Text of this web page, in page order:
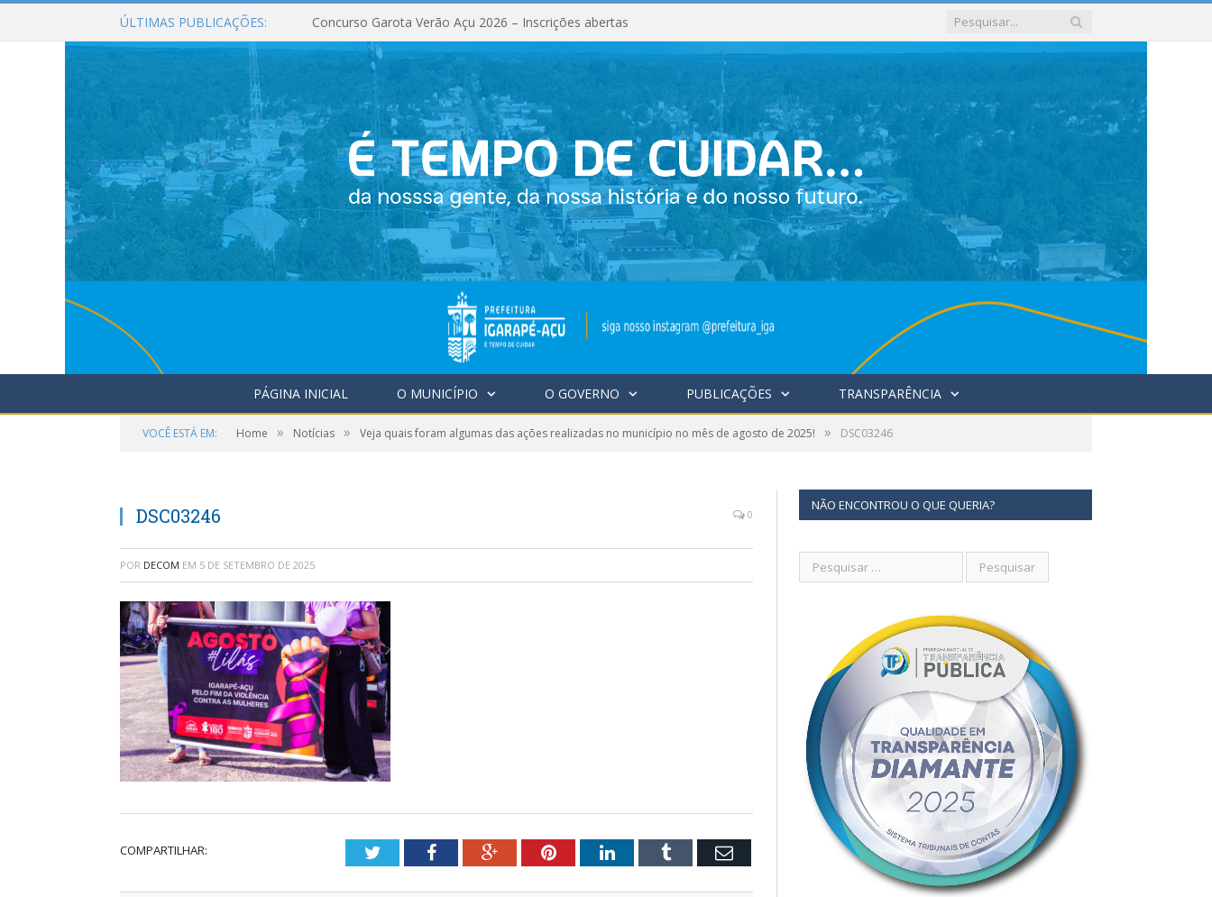
ÚLTIMAS PUBLICAÇÕES: Concurso Garota Verão Açu 2026 – Inscrições abertas
PÁGINA INICIAL O MUNICÍPIO O GOVERNO PUBLICAÇÕES TRANSPARÊNCIA
VOCÊ ESTÁ EM: Home » Notícias » Veja quais foram algumas das ações realizadas no município no mês de agosto de 2025! » DSC03246
DSC03246 0
POR DECOM EM 5 DE SETEMBRO DE 2025
COMPARTILHAR: TwitterFacebookGoogle+PinterestLinkedInTumblr Email
NÃO ENCONTROU O QUE QUERIA?